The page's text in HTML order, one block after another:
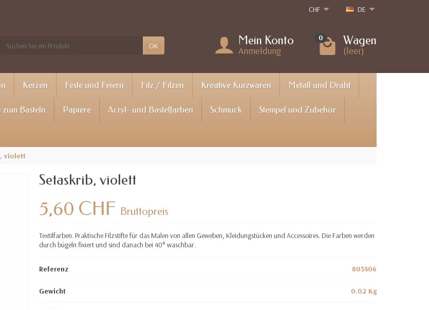
CHF DE
OK Mein Konto
Anmeldung
0 Wagen
(leer)
Kerzen Feste und Feiern Filz / Filzen Kreative Kurzwaren Metall und Draht
Basteln Papiere Acryl- und Bastelfarben Schmuck Stempel und Zubehör
violett
Setaskrib, violett
5,60 CHF Bruttopreis
Textilfarben. Praktische Filzstifte für das Malen von allen Geweben, Kleidungstücken und Accessoires. Die Farben werden
durch bügeln fixiert und sind danach bei 40° waschbar.
Referenz 803406
Gewicht 0.02 Kg